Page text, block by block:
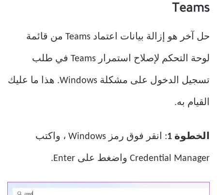
Teams
حل آخر هو إزالة بيانات اعتماد Teams من قائمة
لوحة التحكم لإصلاح استمرار Teams في طلب
تسجيل الدخول على مشكلة Windows. هذا ما عليك
القيام به.
الخطوة 1 : انقر فوق رمز Windows ، واكتب
Credential Manager واضغط على Enter.